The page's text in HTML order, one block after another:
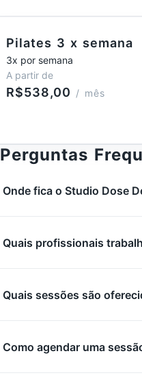
Pilates 3 x semana
3x por semana
A partir de
R$538,00 / mês
Perguntas
Onde fica o Studio Dose
Quais profissionais
Quais sessões são
Como agendar uma